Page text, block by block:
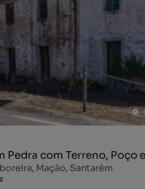
com Terreno, Poço
Mação, Santarém